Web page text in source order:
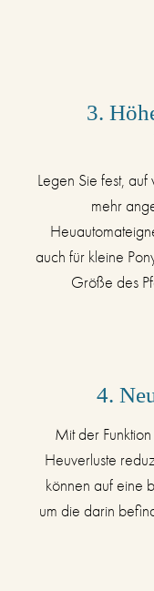
3.
Legen Sie fest,
mehr
auch für kleine
Größe des
4.
Mit der
Heuverluste
können auf eine
um die darin